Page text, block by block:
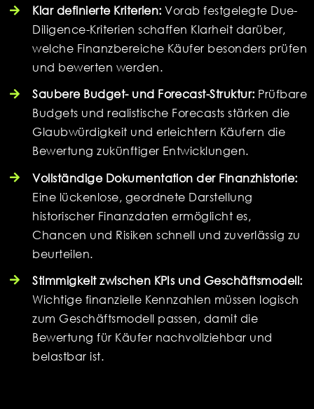
Klar definierte Kriterien: Vorab festgelegte Due-
Diligence-Kriterien schaffen Klarheit darüber,
welche Finanzbereiche Käufer besonders prüfen
und bewerten werden.
Saubere Budget- und Forecast-Struktur: Prüfbare
Budgets und realistische Forecasts stärken die
Glaubwürdigkeit und erleichtern Käufern die
Bewertung zukünftiger Entwicklungen.
Vollständige Dokumentation der Finanzhistorie:
Eine lückenlose, geordnete Darstellung
historischer Finanzdaten ermöglicht es,
Chancen und Risiken schnell und zuverlässig zu
beurteilen.
Stimmigkeit zwischen KPIs und Geschäftsmodell:
Wichtige finanzielle Kennzahlen müssen logisch
zum Geschäftsmodell passen, damit die
Bewertung für Käufer nachvollziehbar und
belastbar ist.